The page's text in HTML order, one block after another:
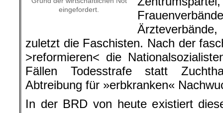
eingefordert.
zuletzt die Faschisten. Nach der
>reformieren< die
Fällen Todesstrafe statt
Abtreibung für »erbkranken«
In der BRD von heute existiert